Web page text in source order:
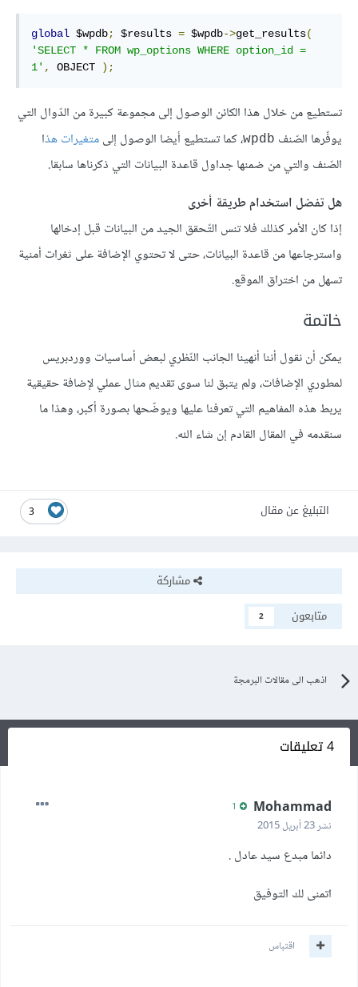
global $wpdb; $results = $wpdb->get_results(
'SELECT * FROM wp_options WHERE option_id =
1' , OBJECT );
تستطيع من خلال هذا الكائن الوصول إلى مجموعة كبيرة من الدّوال التي
يوفّرها الصّنف wpdb، كما تستطيع أيضا الوصول إلىمتغيرات هذا
الصّنف والتي من ضمنها جداول قاعدة البيانات التي ذكرناها سابقا.
هل تفضل استخدام طريقة أخرى
إذا كان الأمر كذلك فلا تنس التّحقق الجيد من البيانات قبل إدخالها
واسترجاعها من قاعدة البيانات، حتى لا تحتوي الإضافة على ثغرات أمنية
تسهل من اختراق الموقع.
خاتمة
يمكن أن نقول أننا أنهينا الجانب النّظري لبعض أساسيات ووردبريس
لمطوري الإضافات، ولم يتبق لنا سوى تقديم مثال عملي لإضافة حقيقية
يربط هذه المفاهيم التي تعرفنا عليها ويوضّحها بصورة أكبر، وهذا ما
سنقدمه في المقال القادم إن شاء الله.
3 التبليغ عن مقال
مشاركة
متابعون
2
اذهب الى مقالات البرمجة
4 تعليقات
Mohammad
نشر23 أبريل 2015
دائما مبدع سيد عادل .
اتمنى لك التوفيق
اقتباس